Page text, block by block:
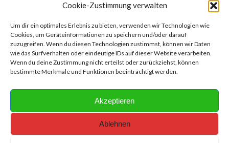
Cookie-Zustimmung verwalten
Um dir ein optimales Erlebnis zu bieten, verwenden wir Technologien wie
Cookies, um Geräteinformationen zu speichern und/oder darauf
zuzugreifen. Wenn du diesen Technologien zustimmst, können wir Daten
wie das Surfverhalten oder eindeutige IDs auf dieser Website verarbeiten.
Wenn du deine Zustimmung nicht erteilst oder zurückziehst, können
bestimmte Merkmale und Funktionen beeinträchtigt werden.
Akzeptieren
Ablehnen
KOMMENTARE
Hinterlasse einen Kommentar
An der Diskussion beteiligen?
Hinterlasse uns deinen Kommentar!
Du musstangemeldetsein, um einen Kommentar abzugeben.
Content- Copyright © 2019 - 2026 chameleonhobby.bagor.de I Webdesign-